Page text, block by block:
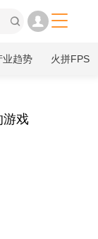
 
业趋势 火拼FPS
游戏